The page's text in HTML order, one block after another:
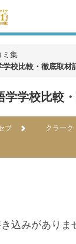
ミ集
校比較・徹底取材
学学校比較
ブ クラーク
込みがありま